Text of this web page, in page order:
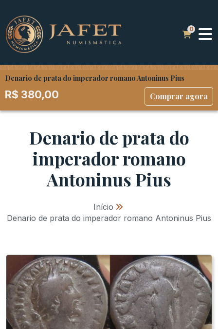
Denario de prata do imperador romano Antoninus Pius
R$ 380,00 Comprar agora
Denario de prata do
imperador romano
Antoninus Pius
Início »
Denario de prata do imperador romano Antoninus Pius